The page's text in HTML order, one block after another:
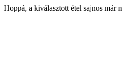
Hoppá, a kiválasztott étel sajnos már